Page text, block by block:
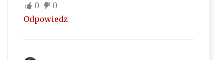
0
0
Odpowiedz